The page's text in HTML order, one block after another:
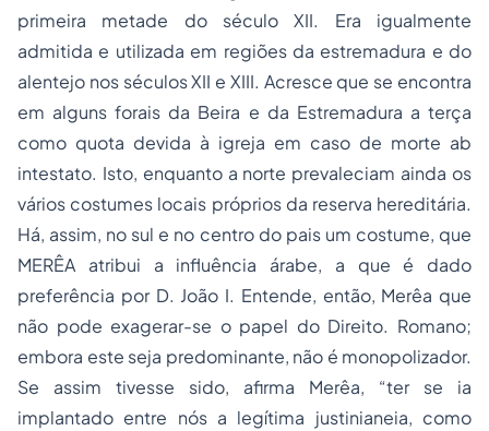
primeira metade do século XII. Era igualmente
admitida e utilizada em regiões da estremadura e do
alentejo nos séculos XII e XIII. Acresce que se encontra
em alguns forais da Beira e da Estremadura a terça
como quota devida à igreja em caso de morte ab
intestato. Isto, enquanto a norte prevaleciam ainda os
vários costumes locais próprios da reserva hereditária.
Há, assim, no sul e no centro do pais um costume, que
MERÊA atribui a influência árabe, a que é dado
preferência por D. João I. Entende, então, Merêa que
não pode exagerar-se o papel do Direito. Romano;
embora este seja predominante, não é monopolizador.
Se assim tivesse sido, afirma Merêa, “ter se ia
implantado entre nós a legítima justinianeia, como